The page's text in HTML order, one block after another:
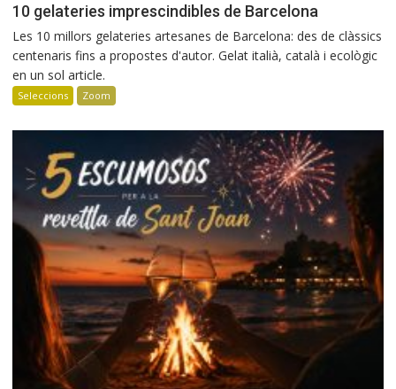
10 gelateries imprescindibles de Barcelona
Les 10 millors gelateries artesanes de Barcelona: des de clàssics
centenaris fins a propostes d'autor. Gelat italià, català i ecològic
en un sol article.
Seleccions Zoom